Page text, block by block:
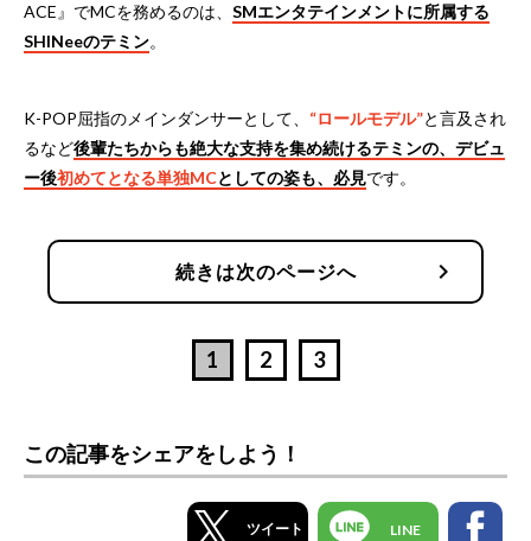
ACE』でMCを務めるのは、 SMエンタテインメントに所属する
SHINeeのテミン。
K-POP屈指のメインダンサーとして、 “ロールモデル”と言及され
るなど後輩たちからも絶大な支持を集め続けるテミンの、デビュ
ー後初めてとなる単独MCとしての姿も、必見です。
続きは次のページへ chevron_right
1 2 3
この記事をシェアをしよう！
ツイート LINE